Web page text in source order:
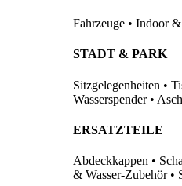
Fahrzeuge • Indoor
STADT & PARK
Sitzgelegenheiten •
Wasserspender •
ERSATZTEILE
Abdeckkappen •
& Wasser-Zubehör •